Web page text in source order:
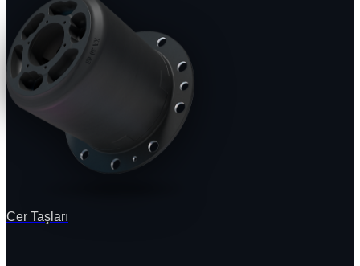
Cer Taşları